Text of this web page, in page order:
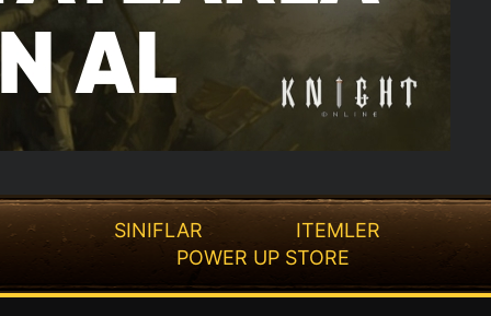
SINIFLAR
ITEMLER
POWER UP STORE